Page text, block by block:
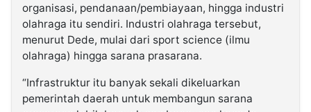
organisasi, pendanaan/pembiayaan, hingga industri
olahraga itu sendiri. Industri olahraga tersebut,
menurut Dede, mulai dari sport science (ilmu
olahraga) hingga sarana prasarana.
“Infrastruktur itu banyak sekali dikeluarkan
pemerintah daerah untuk membangun sarana